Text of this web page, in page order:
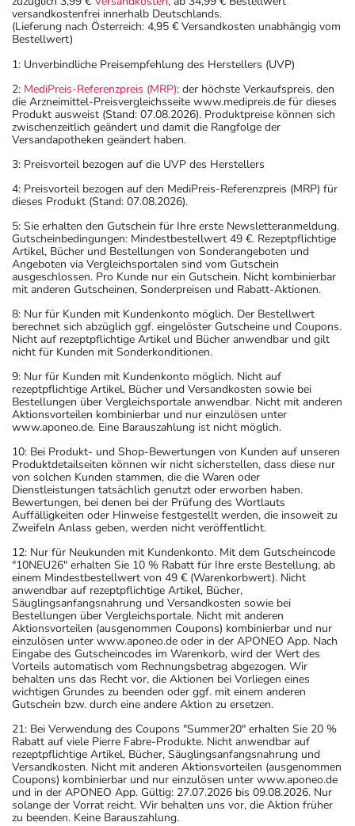
versandkostenfrei innerhalb Deutschlands.
(Lieferung nach Österreich: 4,95 € Versandkosten unabhängig vom
Bestellwert)
1: Unverbindliche Preisempfehlung des Herstellers (UVP)
2: MediPreis-Referenzpreis (MRP): der höchste Verkaufspreis, den
die Arzneimittel-Preisvergleichsseite www.medipreis.de für dieses
Produkt ausweist (Stand: 07.08.2026). Produktpreise können sich
zwischenzeitlich geändert und damit die Rangfolge der
Versandapotheken geändert haben.
3: Preisvorteil bezogen auf die UVP des Herstellers
4: Preisvorteil bezogen auf den MediPreis-Referenzpreis (MRP) für
dieses Produkt (Stand: 07.08.2026).
5: Sie erhalten den Gutschein für Ihre erste Newsletteranmeldung.
Gutscheinbedingungen: Mindestbestellwert 49 €. Rezeptpflichtige
Artikel, Bücher und Bestellungen von Sonderangeboten und
Angeboten via Vergleichsportalen sind vom Gutschein
ausgeschlossen. Pro Kunde nur ein Gutschein. Nicht kombinierbar
mit anderen Gutscheinen, Sonderpreisen und Rabatt-Aktionen.
8: Nur für Kunden mit Kundenkonto möglich. Der Bestellwert
berechnet sich abzüglich ggf. eingelöster Gutscheine und Coupons.
Nicht auf rezeptpflichtige Artikel und Bücher anwendbar und gilt
nicht für Kunden mit Sonderkonditionen.
9: Nur für Kunden mit Kundenkonto möglich. Nicht auf
rezeptpflichtige Artikel, Bücher und Versandkosten sowie bei
Bestellungen über Vergleichsportale anwendbar. Nicht mit anderen
Aktionsvorteilen kombinierbar und nur einzulösen unter
www.aponeo.de. Eine Barauszahlung ist nicht möglich.
10: Bei Produkt- und Shop-Bewertungen von Kunden auf unseren
Produktdetailseiten können wir nicht sicherstellen, dass diese nur
von solchen Kunden stammen, die die Waren oder
Dienstleistungen tatsächlich genutzt oder erworben haben.
Bewertungen, bei denen bei der Prüfung des Wortlauts
Auffälligkeiten oder Hinweise festgestellt werden, die insoweit zu
Zweifeln Anlass geben, werden nicht veröffentlicht.
12: Nur für Neukunden mit Kundenkonto. Mit dem Gutscheincode
"10NEU26" erhalten Sie 10 % Rabatt für Ihre erste Bestellung, ab
einem Mindestbestellwert von 49 € (Warenkorbwert). Nicht
anwendbar auf rezeptpflichtige Artikel, Bücher,
Säuglingsanfangsnahrung und Versandkosten sowie bei
Bestellungen über Vergleichsportale. Nicht mit anderen
Aktionsvorteilen (ausgenommen Coupons) kombinierbar und nur
einzulösen unter www.aponeo.de oder in der APONEO App. Nach
Eingabe des Gutscheincodes im Warenkorb, wird der Wert des
Vorteils automatisch vom Rechnungsbetrag abgezogen. Wir
behalten uns das Recht vor, die Aktionen bei Vorliegen eines
wichtigen Grundes zu beenden oder ggf. mit einem anderen
Gutschein bzw. durch eine andere Aktion zu ersetzen.
21: Bei Verwendung des Coupons "Summer20" erhalten Sie 20 %
Rabatt auf viele Pierre Fabre-Produkte. Nicht anwendbar auf
rezeptpflichtige Artikel, Bücher, Säuglingsanfangsnahrung und
Versandkosten. Nicht mit anderen Aktionsvorteilen (ausgenommen
Coupons) kombinierbar und nur einzulösen unter www.aponeo.de
und in der APONEO App. Gültig: 27.07.2026 bis 09.08.2026. Nur
solange der Vorrat reicht. Wir behalten uns vor, die Aktion früher
zu beenden. Keine Barauszahlung.